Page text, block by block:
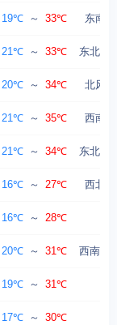
19℃ ～ 33℃ 东南
21℃ ～ 33℃ 东北风
20℃ ～ 34℃ 北风
21℃ ～ 35℃ 西南
21℃ ～ 34℃ 东北风
16℃ ～ 27℃ 西北
16℃ ～ 28℃
20℃ ～ 31℃ 西南风
19℃ ～ 31℃
17℃ ～ 30℃